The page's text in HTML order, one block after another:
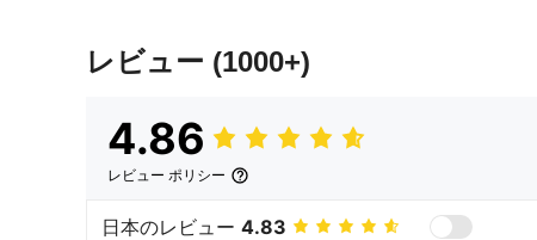
レビュー (1000+)
4.86
レビュー ポリシー
日本のレビュー 4.83